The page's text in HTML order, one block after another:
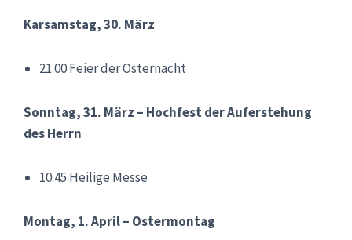
Karsamstag, 30. März
21.00 Feier der Osternacht
Sonntag, 31. März – Hochfest der Auferstehung
des Herrn
10.45 Heilige Messe
Montag, 1. April – Ostermontag